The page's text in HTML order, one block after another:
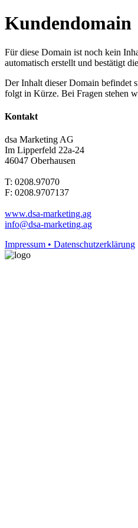
Kundendomain
Für diese Domain ist noch kein
automatisch erstellt und bestätigt
Der Inhalt dieser Domain befindet
folgt in Kürze. Bei Fragen stehen
Kontakt
dsa Marketing AG
Im Lipperfeld 22a-24
46047 Oberhausen
T: 0208.97070
F: 0208.9707137
www.dsa-marketing.ag
info@dsa-marketing.ag
Impressum • Datenschutzerklärung